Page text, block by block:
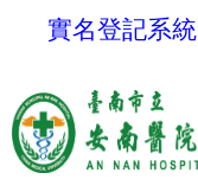
實名登記系統